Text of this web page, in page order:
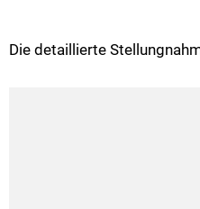
Die detaillierte